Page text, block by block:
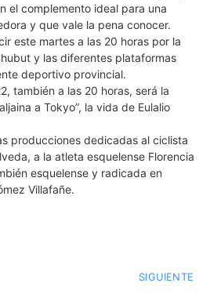
el complemento ideal para una
y que vale la pena conocer.
este martes a las 20 horas por la
y las diferentes plataformas
deportivo provincial.
también a las 20 horas, será la
a Tokyo”, la vida de Eulalio
producciones dedicadas al ciclista
a la atleta esquelense Florencia
esquelense y radicada en
Villafañe.
SIGUIENTE